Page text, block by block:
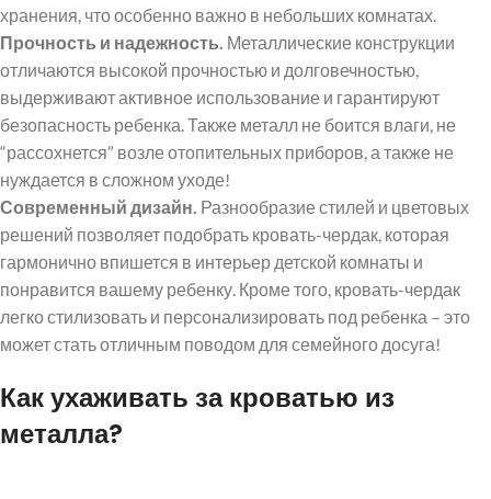
хранения, что особенно важно в небольших комнатах.
Прочность и надежность. Металлические конструкции
отличаются высокой прочностью и долговечностью,
выдерживают активное использование и гарантируют
безопасность ребенка. Также металл не боится влаги, не
“рассохнется” возле отопительных приборов, а также не
нуждается в сложном уходе!
Современный дизайн. Разнообразие стилей и цветовых
решений позволяет подобрать кровать-чердак, которая
гармонично впишется в интерьер детской комнаты и
понравится вашему ребенку. Кроме того, кровать-чердак
легко стилизовать и персонализировать под ребенка – это
может стать отличным поводом для семейного досуга!
Как ухаживать за кроватью из
металла?